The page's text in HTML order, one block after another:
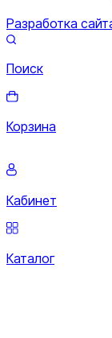
Разработка
Поиск
Корзина
Кабинет
Каталог